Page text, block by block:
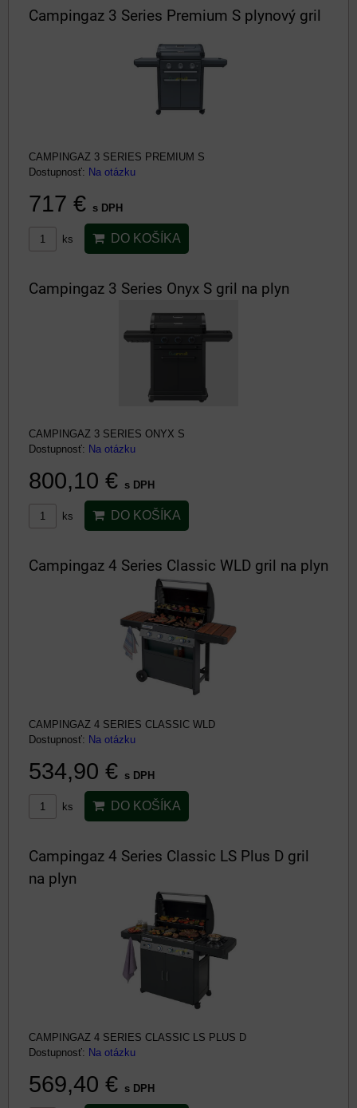
Campingaz 3 Series Premium S plynový gril
CAMPINGAZ 3 SERIES PREMIUM S
Dostupnosť: Na otázku
717 € s DPH
ks DO KOŠÍKA
Campingaz 3 Series Onyx S gril na plyn
CAMPINGAZ 3 SERIES ONYX S
Dostupnosť: Na otázku
800,10 € s DPH
ks DO KOŠÍKA
Campingaz 4 Series Classic WLD gril na plyn
CAMPINGAZ 4 SERIES CLASSIC WLD
Dostupnosť: Na otázku
534,90 € s DPH
ks DO KOŠÍKA
Campingaz 4 Series Classic LS Plus D gril
na plyn
CAMPINGAZ 4 SERIES CLASSIC LS PLUS D
Dostupnosť: Na otázku
569,40 € s DPH